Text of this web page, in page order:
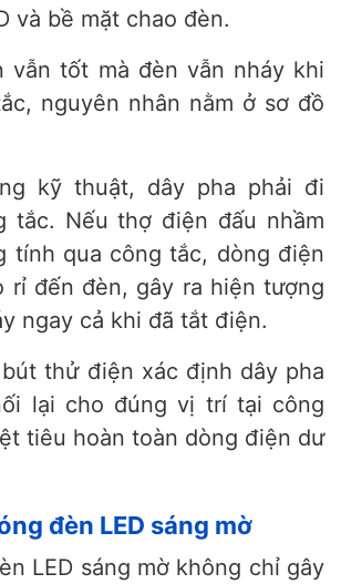
và bề mặt chao đèn.
vẫn tốt mà đèn vẫn nháy khi
nguyên nhân nằm ở sơ đồ
kỹ thuật, dây pha phải đi
tắc. Nếu thợ điện đấu nhầm
tính qua công tắc, dòng điện
rỉ đến đèn, gây ra hiện tượng
ngay cả khi đã tắt điện.
thử điện xác định dây pha
lại cho đúng vị trí tại công
tiêu hoàn toàn dòng điện dư
đèn LED sáng mờ
LED sáng mờ không chỉ gây